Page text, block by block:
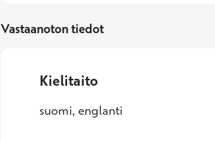
Vastaanoton tiedot
Kielitaito
suomi, englanti